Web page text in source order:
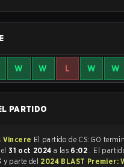
W W L W W
PARTIDO
Vincere El partido de CS:GO
el31 oct 2024 a las 6:02 . El
y parte del 2024 BLAST Premier: